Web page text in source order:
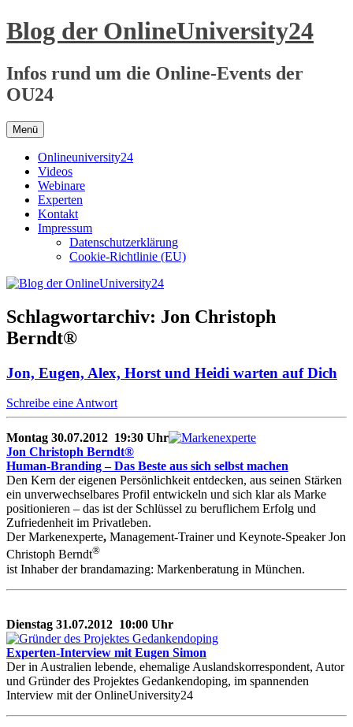
Zum
Inhalt
Blog der OnlineUniversity24
Infos rund um die Online-Events der
OU24
Menü
Onlineuniversity24
Videos
Webinare
Experten
Kontakt
Impressum
Datenschutzerklärung
Cookie-Richtlinie (EU)
Schlagwortarchiv: Jon Christoph
Berndt®
Jon, Eugen, Alex, Horst und Heidi warten auf Dich
Schreibe eine Antwort
Montag 30.07.2012 19:30 Uhr
Jon Christoph Berndt®
Human-Branding – Das Beste aus sich selbst machen
Den Kern der eigenen Persönlichkeit entdecken, aus seinen Stärken
ein unverwechselbares Profil entwickeln und sich klar als Marke
positionieren – das ist der Schlüssel zu beruflichem Erfolg und
Zufriedenheit im Privatleben.
Der Markenexperte, Management-Trainer und Keynote-Speaker Jon
Christoph Berndt®
ist Inhaber der brandamazing: Markenberatung in München.
Dienstag 31.07.2012 10:00 Uhr
Experten-Interview mit Eugen Simon
Der in Australien lebende, ehemalige Auslandskorrespondent, Autor
und Gründer des Projektes Gedankendoping, im spannenden
Interview mit der OnlineUniversity24